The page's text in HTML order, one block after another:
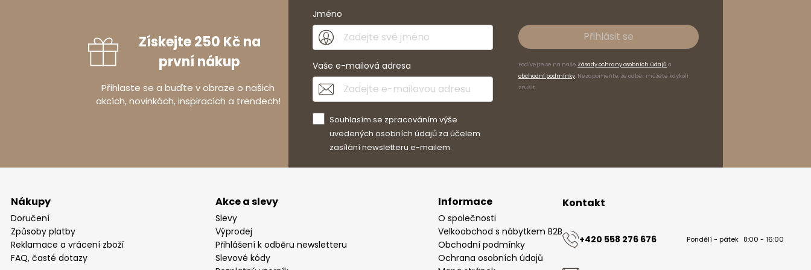
Balík číslo 1
Šířka 75cm
Výška: 58cm
Balík číslo 2 23kg
Výška: 45cm
Hloubka
Získejte 250 Kč na
první nákup
Přihlaste se a buďte v obraze o našich
akcích, novinkách, inspiracích a trendech!
Jméno
Vaše e-mailová adresa
Souhlasím se zpracováním výše
uvedených osobních údajů za účelem
zasílání newsletteru e-mailem.
Přihlásit se
Podívejte se na naše Zásady ochrany osobních údajů a
obchodní podmínky. Nezapomeňte, že odběr můžete kdykoli
zrušit.
Nákupy
Doručení
Způsoby platby
Reklamace a vrácení zboží
FAQ, časté dotazy
Akce a slevy
Slevy
Výprodej
Přihlášení k odběru newsletteru
Slevové kódy
Informace
O společnosti
Velkoobchod s nábytkem B2B
Obchodní podmínky
Ochrana osobních údajů
Kontakt
+420 558 276 676 Pondělí - pátek 8:00 - 16:00